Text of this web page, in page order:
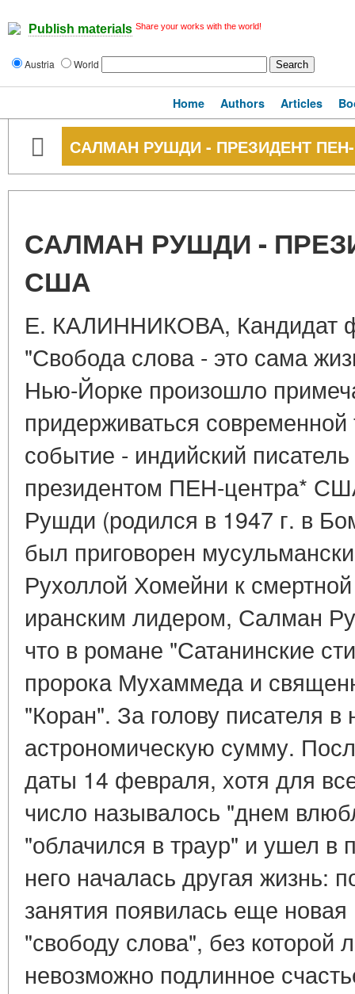
Publish materials Share your works with the world!
Austria World
Home Authors Articles
САЛМАН РУШДИ - ПРЕЗИДЕНТ
САЛМАН РУШДИ -
США
Е. КАЛИННИКОВА, Кандидат
"Свобода слова - это сама
Нью-Йорке произошло
придерживаться
событие - индийский
президентом ПЕН-центра*
Рушди (родился в 1947 г. в
был приговорен
Рухоллой Хомейни к
иранским лидером, Салман
что в романе "Сатанинские
пророка Мухаммеда и
"Коран". За голову писателя
астрономическую сумму.
даты 14 февраля, хотя для
число называлось "днем
"облачился в траур" и ушел в
него началась другая жизнь:
занятия появилась еще новая
"свободу слова", без которой
невозможно подлинное